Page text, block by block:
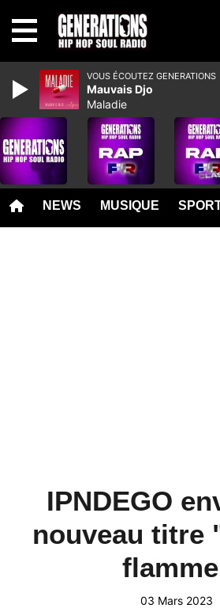
NEWS MUSIQUE
IPNDEGO
nouveau titre
03 Mars 2023
VOUS ÉCOUTEZ GENERATIONS
Mauvais Djo
Maladie